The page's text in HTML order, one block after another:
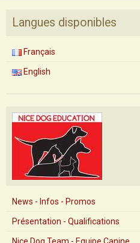
Langues disponibles
Français
English
News - Infos - Promos
Présentation - Qualifications